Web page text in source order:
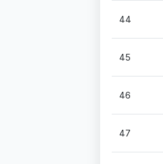
44
45
46
47